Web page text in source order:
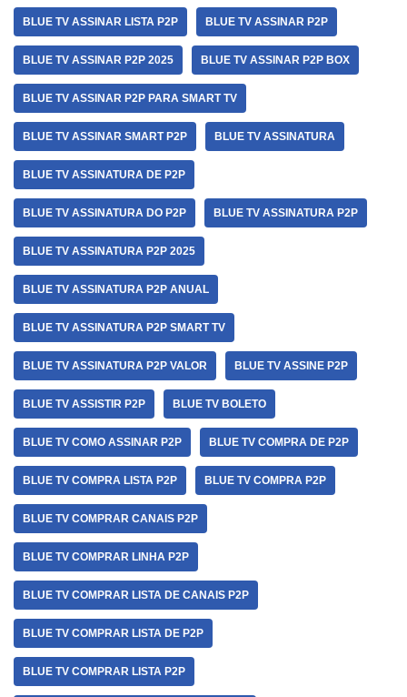
BLUE TV ASSINAR LISTA P2P BLUE TV ASSINAR P2P
BLUE TV ASSINAR P2P 2025 BLUE TV ASSINAR P2P BOX
BLUE TV ASSINAR P2P PARA SMART TV
BLUE TV ASSINAR SMART P2P BLUE TV ASSINATURA
BLUE TV ASSINATURA DE P2P
BLUE TV ASSINATURA DO P2P BLUE TV ASSINATURA P2P
BLUE TV ASSINATURA P2P 2025
BLUE TV ASSINATURA P2P ANUAL
BLUE TV ASSINATURA P2P SMART TV
BLUE TV ASSINATURA P2P VALOR BLUE TV ASSINE P2P
BLUE TV ASSISTIR P2P BLUE TV BOLETO
BLUE TV COMO ASSINAR P2P BLUE TV COMPRA DE P2P
BLUE TV COMPRA LISTA P2P BLUE TV COMPRA P2P
BLUE TV COMPRAR CANAIS P2P
BLUE TV COMPRAR LINHA P2P
BLUE TV COMPRAR LISTA DE CANAIS P2P
BLUE TV COMPRAR LISTA DE P2P
BLUE TV COMPRAR LISTA P2P